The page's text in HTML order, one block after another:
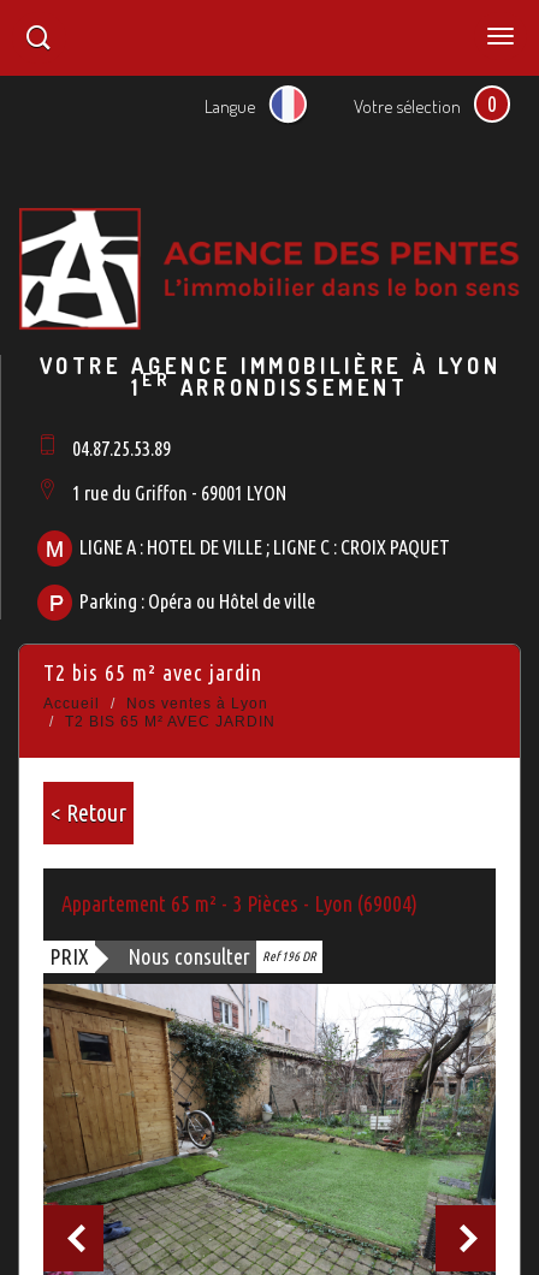
Langue Votre sélection 0
VOTRE AGENCE IMMOBILIÈRE À LYON
1 ER ARRONDISSEMENT
04.87.25.53.89
1 rue du Griffon - 69001 LYON
LIGNE A : HOTEL DE VILLE ; LIGNE C : CROIX PAQUET
Parking : Opéra ou Hôtel de ville
t2 bis 65 m² avec jardin
Accueil
Nos ventes à Lyon
T2 BIS 65 M² AVEC JARDIN
< Retour
Appartement 65 m² - 3 Pièces - Lyon (69004)
PRIX Nous consulter Ref 196 DR
Bien vendu